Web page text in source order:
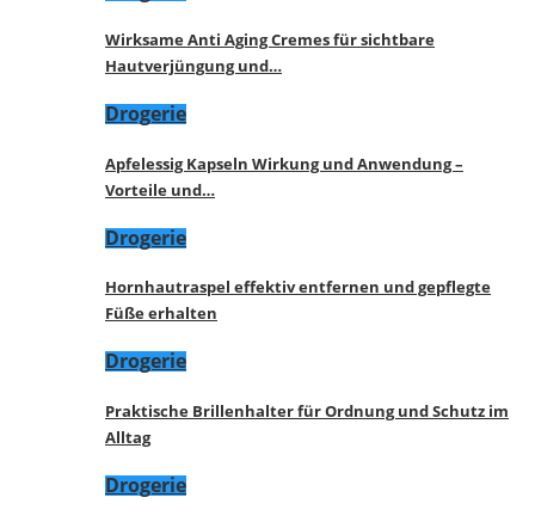
Wirksame Anti Aging Cremes für sichtbare
Hautverjüngung und…
Drogerie
Apfelessig Kapseln Wirkung und Anwendung –
Vorteile und…
Drogerie
Hornhautraspel effektiv entfernen und gepflegte
Füße erhalten
Drogerie
Praktische Brillenhalter für Ordnung und Schutz im
Alltag
Drogerie